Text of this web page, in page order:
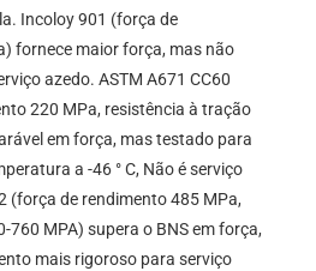
Incoloy 901 (força de
fornece maior força, mas não
azedo. ASTM A671 CC60
220 MPa, resistência à tração
em força, mas testado para
a -46 ° C, Não é serviço
(força de rendimento 485 MPa,
760 MPA) supera o BNS em força,
mais rigoroso para serviço